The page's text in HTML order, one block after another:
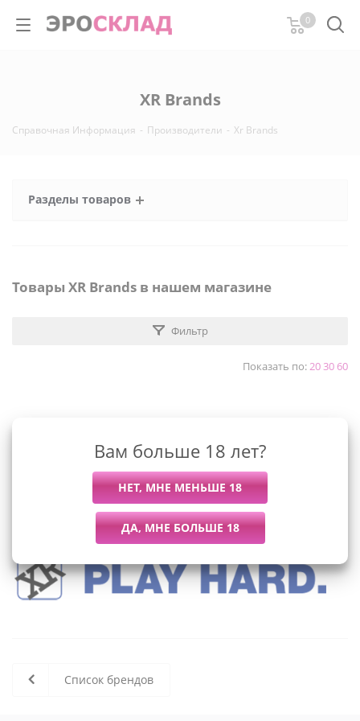
0
XR Brands
Справочная Информация - Производители - Xr Brands
Разделы товаров
Товары XR Brands в нашем магазине
Фильтр
Показать по:203060
В данный момент нет активных
товаров
Список брендов
Вам больше 18 лет?